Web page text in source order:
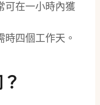
可在一小時內獲
四個工作天。